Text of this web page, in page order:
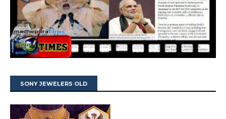
SONY JEWELERS OLD